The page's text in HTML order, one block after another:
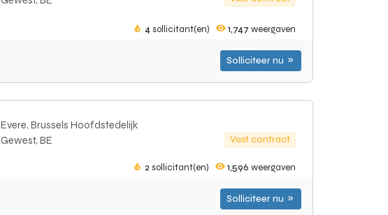
4sollicitant(en) 1,747 weergaven
Solliciteer nu
Evere, Brussels Hoofdstedelijk
Gewest, BE
Vast contract
2 sollicitant(en) 1,596 weergaven
Solliciteer nu